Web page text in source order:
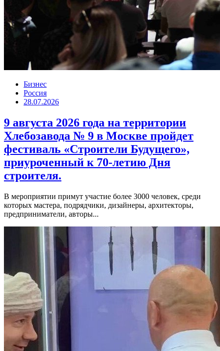
Бизнес
Россия
28.07.2026
9 августа 2026 года на территории
Хлебозавода № 9 в Москве пройдет
фестиваль «Строители Будущего»,
приуроченный к 70-летию Дня
строителя.
В мероприятии примут участие более 3000 человек, среди
которых мастера, подрядчики, дизайнеры, архитекторы,
предприниматели, авторы...